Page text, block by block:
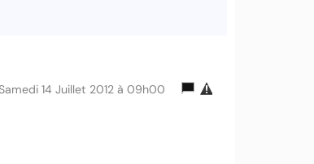
14 Juillet 2012 à 09h00